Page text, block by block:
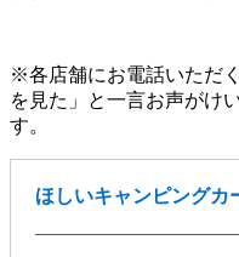
※各店舗にお電話いただ
を見た」と一言お声がけ
す。
ほしいキャンピングカ